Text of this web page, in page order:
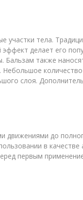
тела.
делает его
также
слоя.
до
в
первым